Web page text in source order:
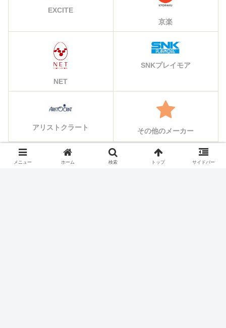
EXCITE
京楽
NET
SNKプレイモア
アリストクラート その他のメーカー
メニュー ホーム 検索 トップ サイドバー